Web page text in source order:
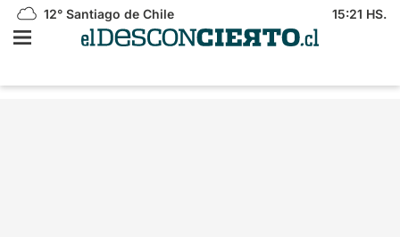
12° Santiago de Chile 15:21 HS.